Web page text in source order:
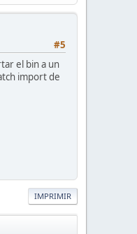
#5
el bin a un
import de
IMPRIMIR